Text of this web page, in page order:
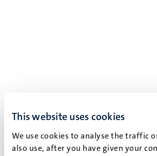
This website uses cookies
We use cookies to analyse the traffic
also use, after you have given your